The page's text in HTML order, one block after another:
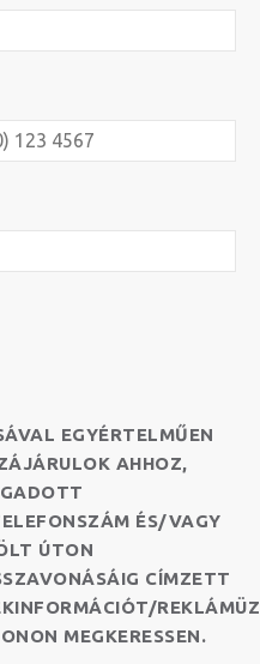
EGYÉRTELMŰEN
AHHOZ,
ÉS/VAGY
ÚTON
CÍMZETT
MEGKERESSEN.